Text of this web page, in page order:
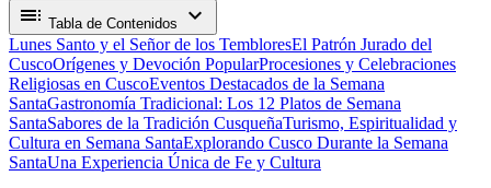
toc Tabla de Contenidos expand_more
Lunes Santo y el Señor de los TembloresEl Patrón Jurado del
CuscoOrígenes y Devoción PopularProcesiones y Celebraciones
Religiosas en CuscoEventos Destacados de la Semana
SantaGastronomía Tradicional: Los 12 Platos de Semana
SantaSabores de la Tradición CusqueñaTurismo, Espiritualidad y
Cultura en Semana SantaExplorando Cusco Durante la Semana
SantaUna Experiencia Única de Fe y Cultura